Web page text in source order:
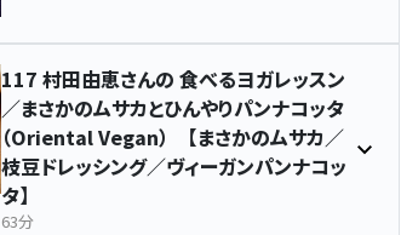
117 村田由恵さんの 食べるヨガレッスン
／まさかのムサカとひんやりパンナコッタ
（Oriental Vegan） 【まさかのムサカ／
枝豆ドレッシング／ヴィーガンパンナコッ
タ】
63分